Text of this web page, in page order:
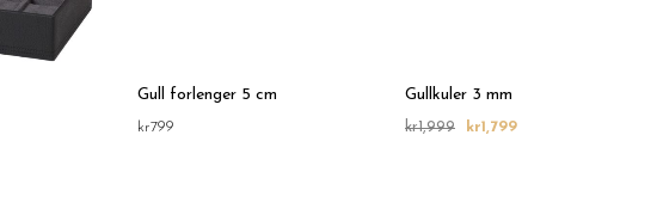
Gull forlenger 5 cm
kr799
Gullkuler 3 mm
kr1,999 kr1,799